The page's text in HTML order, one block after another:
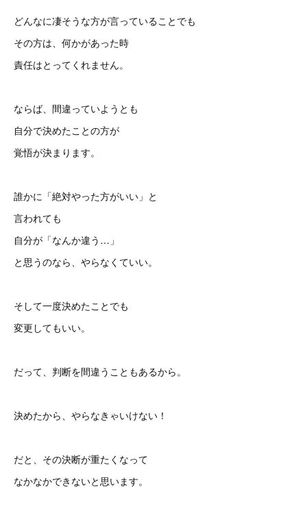
どんなに凄そうな方が言っていることでも
その方は、何かがあった時
責任はとってくれません。
ならば、間違っていようとも
自分で決めたことの方が
覚悟が決まります。
誰かに「絶対やった方がいい」と
言われても
自分が「なんか違う…」
と思うのなら、やらなくていい。
そして一度決めたことでも
変更してもいい。
だって、判断を間違うこともあるから。
決めたから、やらなきゃいけない！
だと、その決断が重たくなって
なかなかできないと思います。